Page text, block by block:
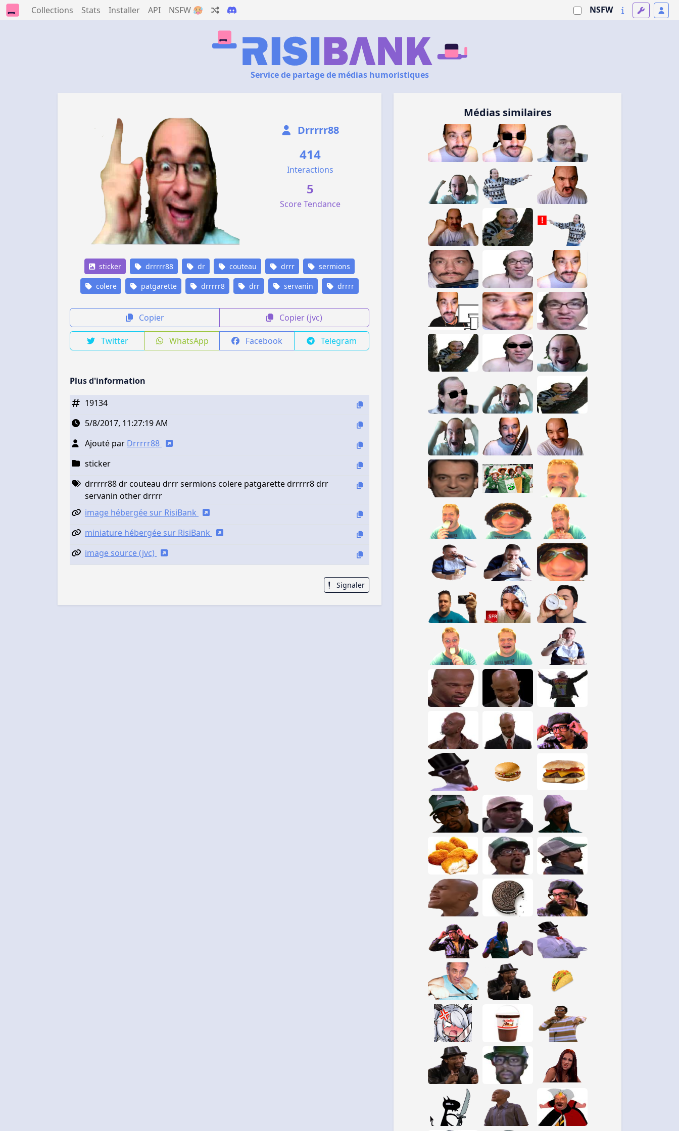
Collections Stats Installer API NSFW 🥵 NSFW
Service de partage de médias humoristiques
Drrrrr88
414
Interactions
5
Score Tendance
sticker drrrrr88 dr couteau drrr sermions
colere patgarette drrrrr8 drr servanin drrrr
Copier Copier (jvc)
Twitter WhatsApp Facebook Telegram
Plus d'information
19134
5/8/2017, 11:27:19 AM
Ajouté par Drrrrr88
sticker
drrrrr88 dr couteau drrr sermions colere patgarette drrrrr8 drr
servanin other drrrr
image hébergée sur RisiBank
miniature hébergée sur RisiBank
image source (jvc)
Signaler
Médias similaires